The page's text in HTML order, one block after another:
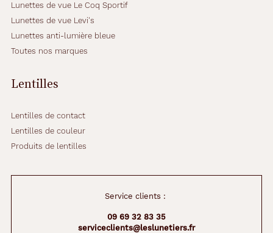
Lunettes de vue Le Coq Sportif
Lunettes de vue Levi's
Lunettes anti-lumière bleue
Toutes nos marques
Lentilles
Lentilles de contact
Lentilles de couleur
Produits de lentilles
Service clients :
09 69 32 83 35
serviceclients@leslunetiers.fr